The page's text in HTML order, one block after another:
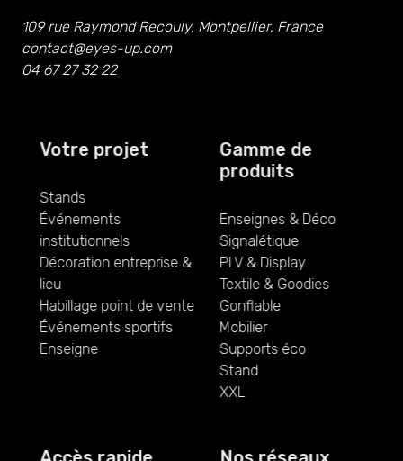
109 rue Raymond Recouly, Montpellier, France
contact@eyes-up.com
04 67 27 32 22
Votre projet
Stands
Événements
institutionnels
Décoration entreprise &
lieu
Habillage point de vente
Événements sportifs
Enseigne
Gamme de
produits
Enseignes & Déco
Signalétique
PLV & Display
Textile & Goodies
Gonflable
Mobilier
Supports éco
Stand
XXL